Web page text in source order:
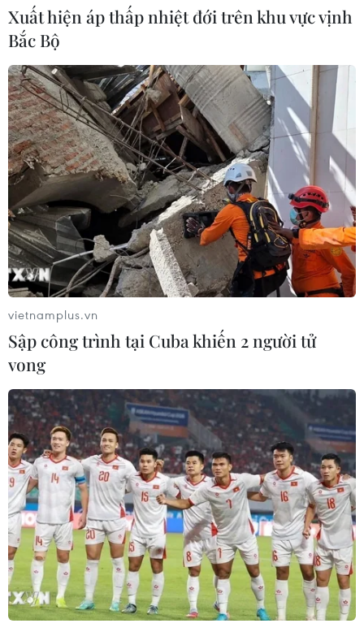
Xuất hiện áp thấp nhiệt đới trên khu vực vịnh
Bắc Bộ
vietnamplus.vn
Sập công trình tại Cuba khiến 2 người tử
vong